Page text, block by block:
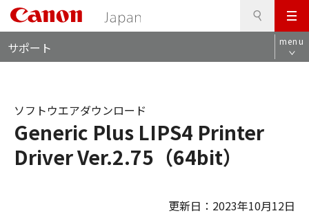
メ
ニ
ュ
サポート menu
Generic Plus LIPS4 Printer
Driver Ver.2.75（64bit）
ソフトウエアダウンロード
更新日：2023年10月12日